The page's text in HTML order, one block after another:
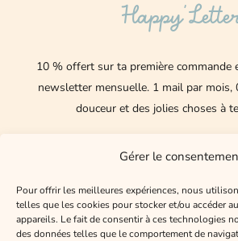
Gérer le
Pour offrir les meilleures expériences, nous
telles que les cookies pour stocker et/ou accéder
appareils. Le fait de consentir à ces technologies
des données telles que le comportement de
r
a
10 % offert sur ta première commande
newsletter mensuelle. 1 mail par mois,
douceur et des jolies choses à
E-
mail